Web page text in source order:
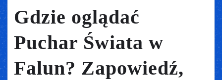
Gdzie oglądać
Puchar Świata w
Falun? Zapowiedź,